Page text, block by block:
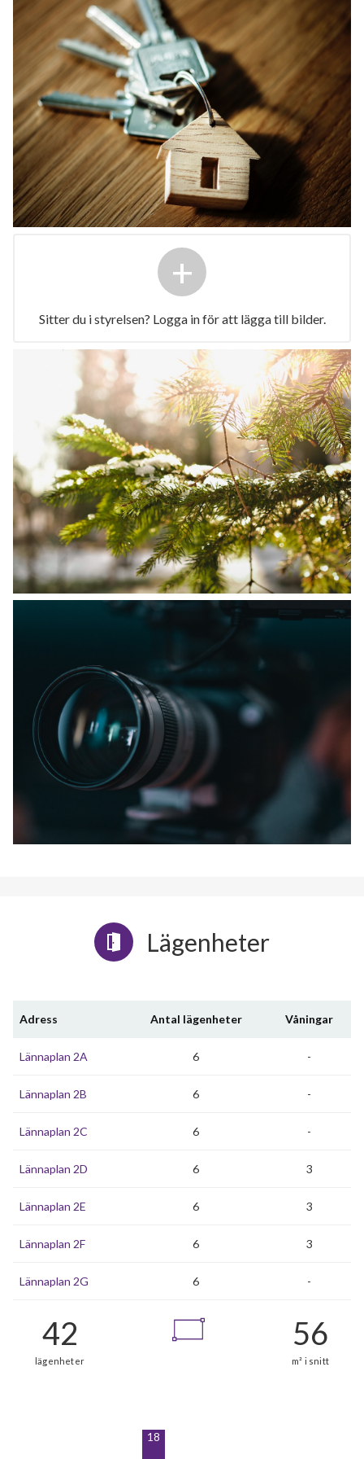
+
Sitter du i styrelsen? Logga in för att lägga till bilder.
Lägenheter
Adress Antal lägenheter Våningar
Lännaplan 2A 6 -
Lännaplan 2B 6 -
Lännaplan 2C 6 -
Lännaplan 2D 6 3
Lännaplan 2E 6 3
Lännaplan 2F 6 3
Lännaplan 2G 6 -
18